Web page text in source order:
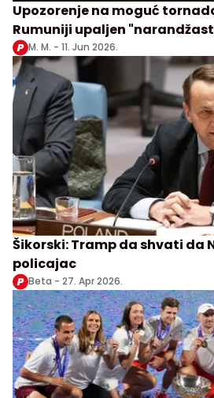
Upozorenje na moguć
Rumuniji upaljen
M. M. - 11. Jun 2026.
Šikorski: Tramp da shvati da
policajac
Beta - 27. Apr 2026.